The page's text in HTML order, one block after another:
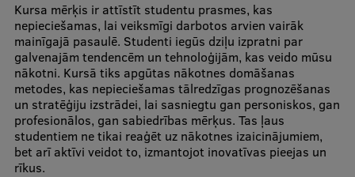
Vēsture un tradīcijas
Identitāte
RSU fonds
Aula
Muzeji un ekspozīcijas
Kursa mērķis ir attīstīt studentu prasmes, kas
nepieciešamas, lai veiksmīgi darbotos arvien vairāk
mainīgajā pasaulē. Studenti iegūs dziļu izpratni par
galvenajām tendencēm un tehnoloģijām, kas veido mūsu
nākotni. Kursā tiks apgūtas nākotnes domāšanas
metodes, kas nepieciešamas tālredzīgas prognozēšanas
un stratēģiju izstrādei, lai sasniegtu gan personiskos, gan
profesionālos, gan sabiedrības mērķus. Tas ļaus
studentiem ne tikai reaģēt uz nākotnes izaicinājumiem,
bet arī aktīvi veidot to, izmantojot inovatīvas pieejas un
rīkus.